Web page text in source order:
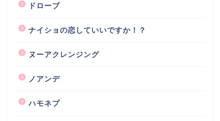
ドローブ
ナイショの恋していいですか！？
ヌーアクレンジング
ノアンデ
ハモネプ